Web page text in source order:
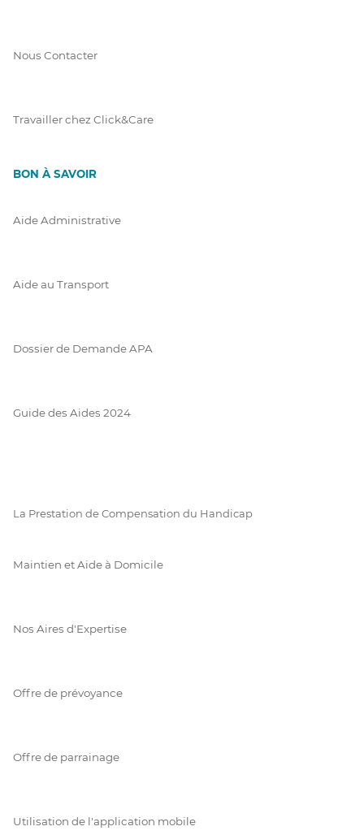
Nous Contacter
Travailler chez Click&Care
BON À SAVOIR
Aide Administrative
Aide au Transport
Dossier de Demande APA
Guide des Aides 2024
La Prestation de Compensation du Handicap
Maintien et Aide à Domicile
Nos Aires d'Expertise
Offre de prévoyance
Offre de parrainage
Utilisation de l'application mobile